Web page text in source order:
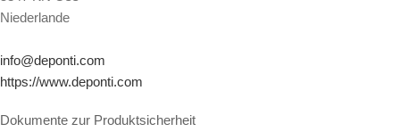
Niederlande
info@deponti.com
https://www.deponti.com
Dokumente zur Produktsicherheit